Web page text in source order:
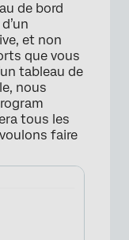
×
de bord
et non
que vous
tableau de
nous
tous les
faire